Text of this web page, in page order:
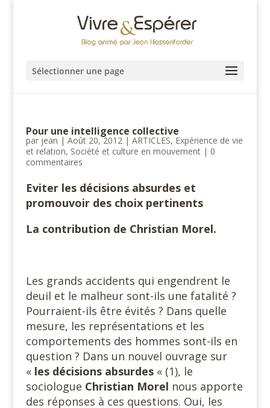
Sélectionner une page
Pour une intelligence collective
par jean | Août 20, 2012| ARTICLES, Expérience de vie
et relation, Société et culture en mouvement| 0
commentaires
Eviter les décisions absurdes et
promouvoir des choix pertinents
La contribution de Christian Morel.
Les grands accidents qui engendrent le
deuil et le malheur sont-ils une fatalité ?
Pourraient-ils être évités ? Dans quelle
mesure, les représentations et les
comportements des hommes sont-ils en
question ? Dans un nouvel ouvrage sur
« les décisions absurdes« (1), le
sociologue Christian Morel nous apporte
des réponses à ces questions. Oui, les